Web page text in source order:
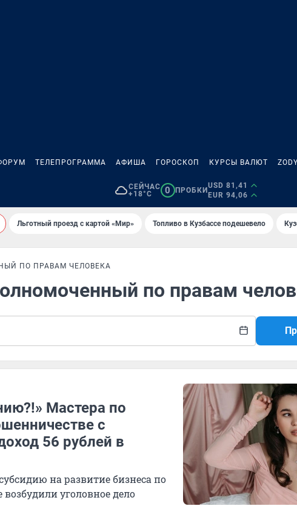
ТЕЛЕПРОГРАММА АФИША ГОРОСКОП КУРСЫ ВАЛЮТ ZODY
СЕЙЧАС
+18°C
0 ПРОБКИ
USD 81,41
EUR 94,06
Льготный проезд с картой «Мир» Топливо в Кузбассе подешевело
ПО ПРАВАМ ЧЕЛОВЕКА
по правам
Мастера по
с
56 рублей в
на развитие бизнеса по
уголовное дело